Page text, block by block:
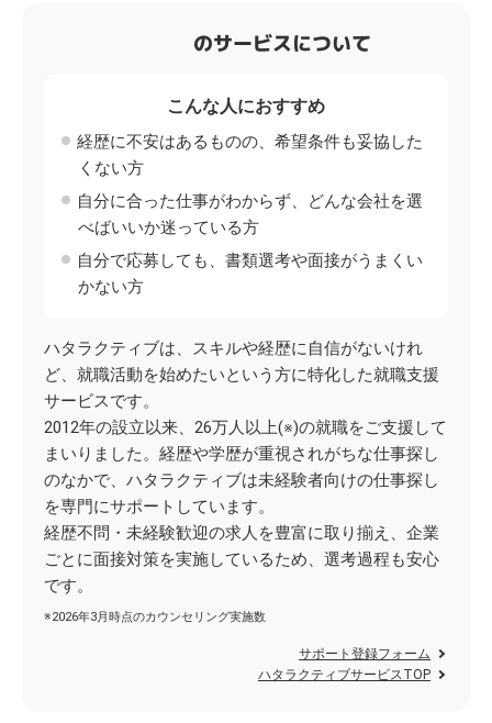
のサービスについて
こんな人におすすめ
経歴に不安はあるものの、希望条件も妥協した
くない方
自分に合った仕事がわからず、どんな会社を選
べばいいか迷っている方
自分で応募しても、書類選考や面接がうまくい
かない方
ハタラクティブは、スキルや経歴に自信がないけれ
ど、就職活動を始めたいという方に特化した就職支援
サービスです。
2012年の設立以来、26万人以上(※)の就職をご支援して
まいりました。経歴や学歴が重視されがちな仕事探し
のなかで、ハタラクティブは未経験者向けの仕事探し
を専門にサポートしています。
経歴不問・未経験歓迎の求人を豊富に取り揃え、企業
ごとに面接対策を実施しているため、選考過程も安心
です。
※2026年3月時点のカウンセリング実施数
サポート登録フォーム
ハタラクティブサービスTOP